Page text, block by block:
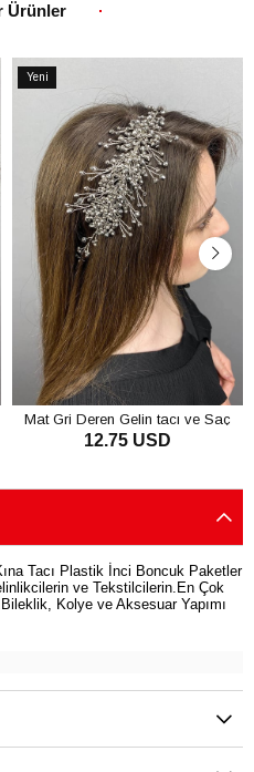
Ürünler
Yeni
Mat Gri Deren Gelin tacı ve Saç
Aksesuarı
12.75 USD
Tacı Plastik İnci Boncuk Paketler
ve Tekstilcilerin.En Çok
Kolye ve Aksesuar Yapımı